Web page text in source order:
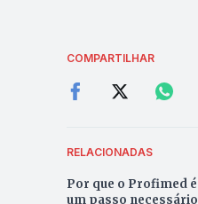
COMPARTILHAR
RELACIONADAS
Por que o Profimed é
um passo necessário